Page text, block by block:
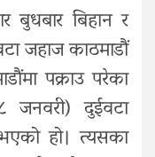
बुधबार बिहान र
जहाज काठमाडौं
पक्राउ परेका
जनवरी) दुईवटा
हो। त्यसका